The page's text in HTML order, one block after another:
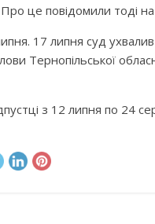
це повідомили тоді
17 липня суд
Тернопільської
з 12 липня по 24